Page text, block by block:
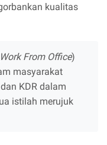
kualitas
Work From Office)
masyarakat
KDR dalam
istilah merujuk